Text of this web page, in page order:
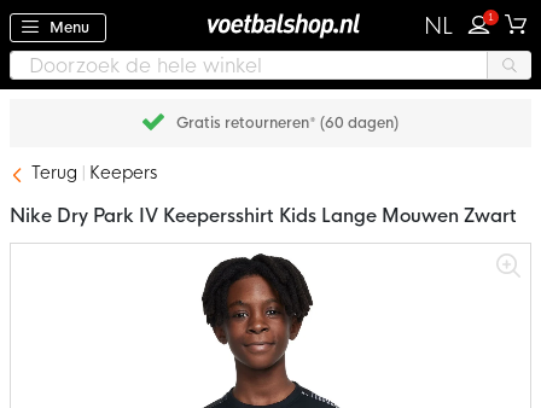
Menu NL 1
Gratis retourneren* (60 dagen)
Terug Keepers
Nike Dry Park IV Keepersshirt Kids Lange Mouwen Zwart